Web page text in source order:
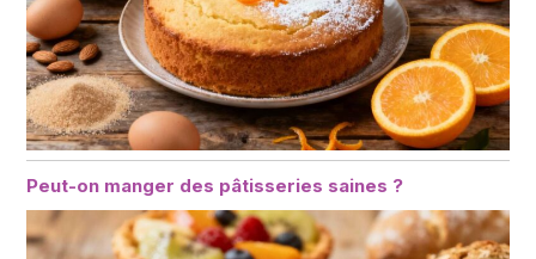
Peut-on manger des pâtisseries saines ?